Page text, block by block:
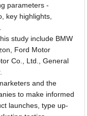
parameters -
key highlights,
study include BMW
Ford Motor
Co., Ltd., General
and the
to make informed
launches, type up-